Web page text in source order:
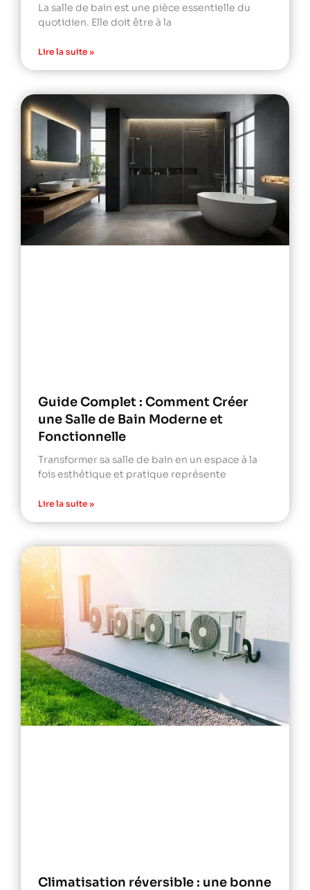
La salle de bain est une pièce essentielle du
quotidien. Elle doit être à la
Lire la suite »
Guide Complet : Comment Créer
une Salle de Bain Moderne et
Fonctionnelle
Transformer sa salle de bain en un espace à la
fois esthétique et pratique représente
Lire la suite »
Climatisation réversible : une bonne